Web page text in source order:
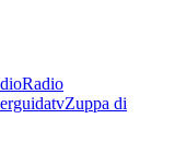
Radio
Zuppa di